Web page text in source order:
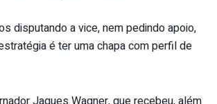
disputando a vice, nem pedindo apoio,
é ter uma chapa com perfil de